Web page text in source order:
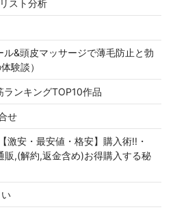
スト分析
ル&頭皮マッサージで薄毛防止と勃
験談）
ランキングTOP10作品
せ
激安・最安値・格安】購入術!!・
販,(解約,返金含め)お得購入する秘